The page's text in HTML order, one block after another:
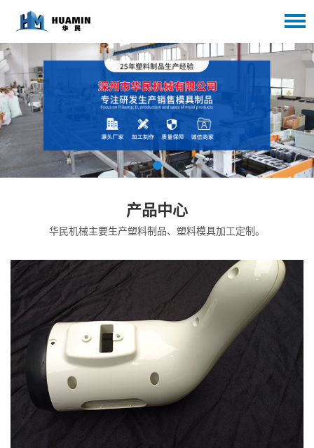
产品中心
华民机械主要生产塑料制品、塑料模具加工定制。